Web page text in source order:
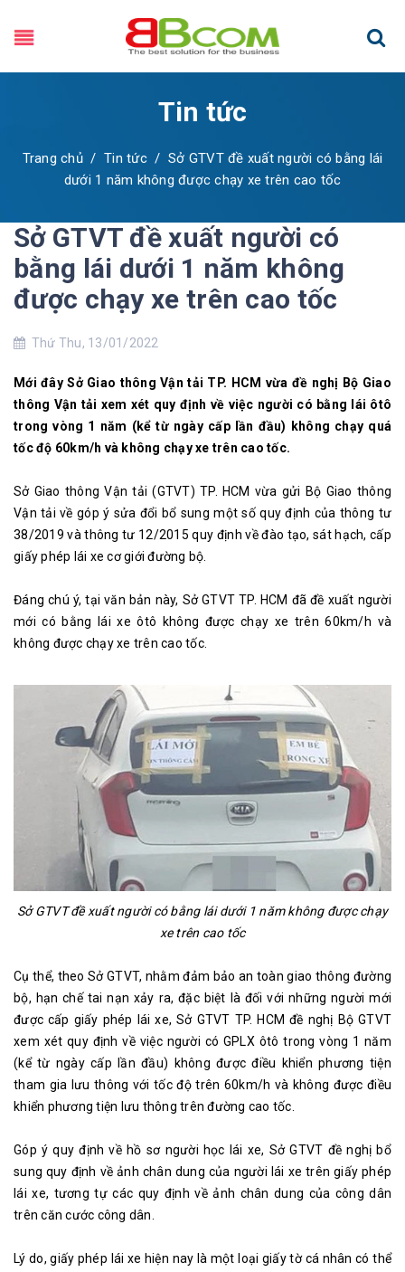
Tin tức
Trang chủ / Tin tức / Sở GTVT đề xuất người có bằng lái
dưới 1 năm không được chạy xe trên cao tốc
Sở GTVT đề xuất người có
bằng lái dưới 1 năm không
được chạy xe trên cao tốc
Thứ Thu, 13/01/2022
Mới đây Sở Giao thông Vận tải TP. HCM vừa đề nghị Bộ Giao
thông Vận tải xem xét quy định về việc người có bằng lái ôtô
trong vòng 1 năm (kể từ ngày cấp lần đầu) không chạy quá
tốc độ 60km/h và không chạy xe trên cao tốc.
Sở Giao thông Vận tải (GTVT) TP. HCM vừa gửi Bộ Giao thông
Vận tải về góp ý sửa đổi bổ sung một số quy định của thông tư
38/2019 và thông tư 12/2015 quy định về đào tạo, sát hạch, cấp
giấy phép lái xe cơ giới đường bộ.
Đáng chú ý, tại văn bản này, Sở GTVT TP. HCM đã đề xuất người
mới có bằng lái xe ôtô không được chạy xe trên 60km/h và
không được chạy xe trên cao tốc.
Sở GTVT đề xuất người có bằng lái dưới 1 năm không được chạy
xe trên cao tốc
Cụ thể, theo Sở GTVT, nhằm đảm bảo an toàn giao thông đường
bộ, hạn chế tai nạn xảy ra, đặc biệt là đối với những người mới
được cấp giấy phép lái xe, Sở GTVT TP. HCM đề nghị Bộ GTVT
xem xét quy định về việc người có GPLX ôtô trong vòng 1 năm
(kể từ ngày cấp lần đầu) không được điều khiển phương tiện
tham gia lưu thông với tốc độ trên 60km/h và không được điều
khiển phương tiện lưu thông trên đường cao tốc.
Góp ý quy định về hồ sơ người học lái xe, Sở GTVT đề nghị bổ
sung quy định về ảnh chân dung của người lái xe trên giấy phép
lái xe, tương tự các quy định về ảnh chân dung của công dân
trên căn cước công dân.
Lý do, giấy phép lái xe hiện nay là một loại giấy tờ cá nhân có thể